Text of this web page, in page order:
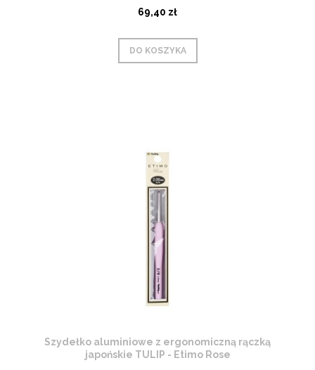
69,40 zł
DO KOSZYKA
Szydełko aluminiowe z ergonomiczną rączką
japońskie TULIP - Etimo Rose